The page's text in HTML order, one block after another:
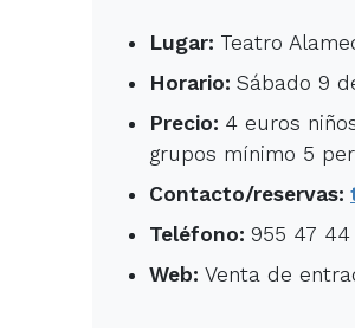
Lugar: Teatro
Horario: Sábado 9
Precio: 4 euros
grupos mínimo 5
Contacto/reservas:
Teléfono: 955 47
Web: Venta de